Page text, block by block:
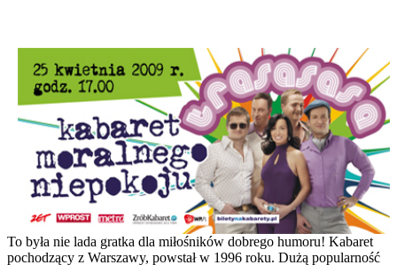
To była nie lada gratka dla miłośników dobrego humoru! Kabaret
pochodzący z Warszawy, powstał w 1996 roku. Dużą popularność